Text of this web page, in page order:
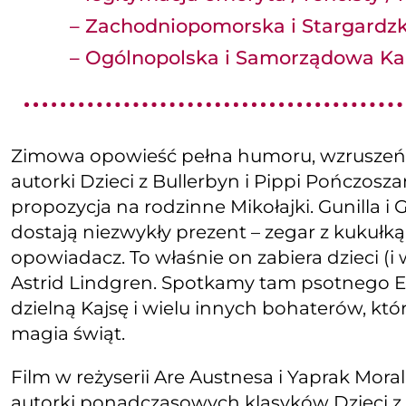
– Zachodniopomorska i
– Ogólnopolska i Samorządowa
Zimowa opowieść pełna humoru,
autorki Dzieci z Bullerbyn i Pippi
propozycja na rodzinne Mikołajki. Gunilla
dostają niezwykły prezent – zegar z
opowiadacz. To właśnie on zabiera dzieci
Astrid Lindgren. Spotkamy tam psotnego
dzielną Kajsę i wielu innych bohaterów,
magia świąt.
Film w reżyserii Are Austnesa i Yaprak